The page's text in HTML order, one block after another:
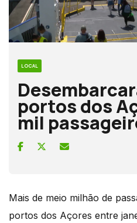
LOCAL
portos dos
mil
Mais de meio milhão de
portos dos Açores entre